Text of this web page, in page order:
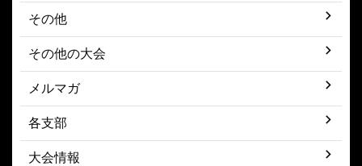
その他
その他の大会
メルマガ
各支部
大会情報